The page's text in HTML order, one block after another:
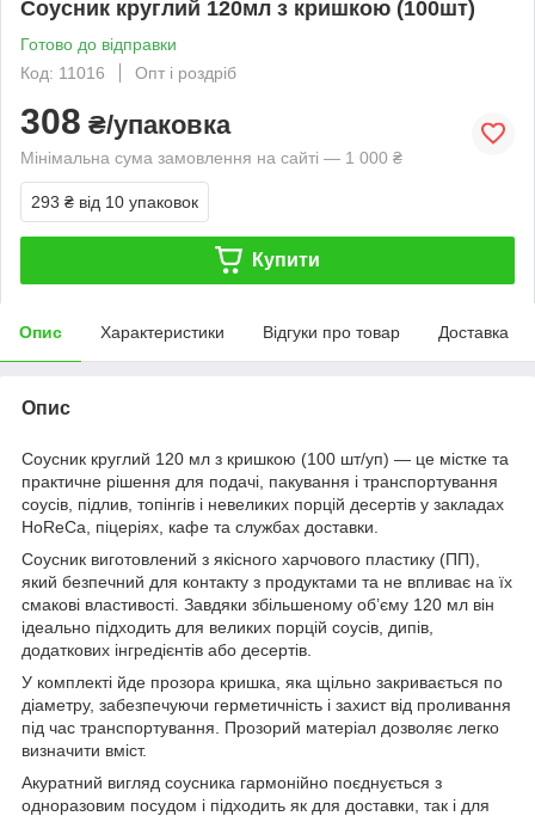
Соусник круглий 120мл з кришкою (100шт)
Готово до відправки
Код: 11016
Опт і роздріб
308 ₴/упаковка
Мінімальна сума замовлення на сайті — 1 000 ₴
293 ₴ від 10 упаковок
Купити
Опис Характеристики Відгуки про товар Доставка
Опис
Соусник круглий 120 мл з кришкою (100 шт/уп) — це містке та
практичне рішення для подачі, пакування і транспортування
соусів, підлив, топінгів і невеликих порцій десертів у закладах
HoReCa, піцеріях, кафе та службах доставки.
Соусник виготовлений з якісного харчового пластику (ПП),
який безпечний для контакту з продуктами та не впливає на їх
смакові властивості. Завдяки збільшеному об’єму 120 мл він
ідеально підходить для великих порцій соусів, дипів,
додаткових інгредієнтів або десертів.
У комплекті йде прозора кришка, яка щільно закривається по
діаметру, забезпечуючи герметичність і захист від проливання
під час транспортування. Прозорий матеріал дозволяє легко
визначити вміст.
Акуратний вигляд соусника гармонійно поєднується з
одноразовим посудом і підходить як для доставки, так і для